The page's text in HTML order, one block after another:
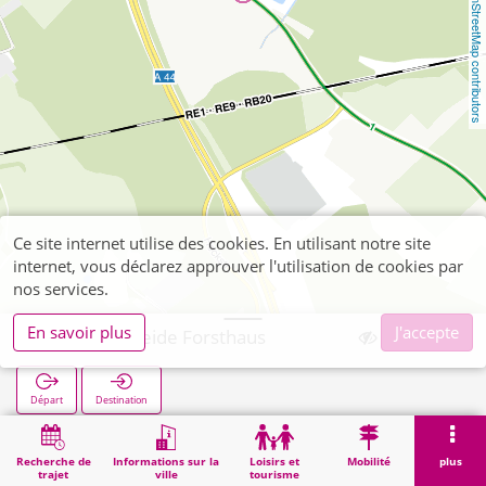
OpenStreetMap contributors
Recherche de
trajet
Informations sur la
ville
Loisirs et
tourisme
Mobilité plus
Verlautenheide Forsthaus
Départ Destination
Démarrage Verlautenheide Forsthaus
Ce site internet utilise des cookies. En utilisant notre site
internet, vous déclarez approuver l'utilisation de cookies par
nos services.
En savoir plus
J'accepte